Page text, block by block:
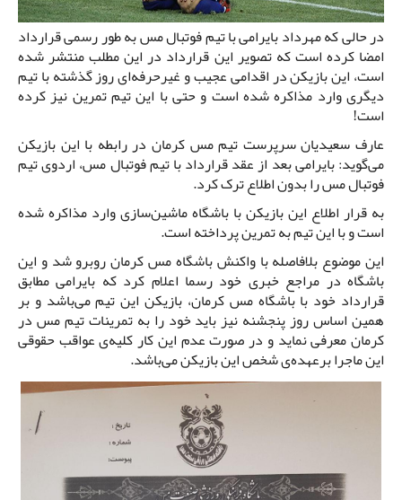
در حالی که مهرداد بایرامی با تیم فوتبال مس به طور رسمی قرارداد
امضا کرده است که تصویر این قرارداد در این مطلب منتشر شده
است، این بازیکن در اقدامی عجیب و غیرحرفه‌ای روز گذشته با تیم
دیگری وارد مذاکره شده است و حتی با این تیم تمرین نیز کرده
است!
عارف سعیدیان سرپرست تیم مس کرمان در رابطه با این بازیکن
می‌گوید: بایرامی بعد از عقد قرارداد با تیم فوتبال مس، اردوی تیم
فوتبال مس را بدون اطلاع ترک کرد.
به قرار اطلاع این بازیکن با باشگاه ماشین‌سازی وارد مذاکره شده
است و با این تیم به تمرین پرداخته است.
این موضوع بلافاصله با واکنش باشگاه مس کرمان روبرو شد و این
باشگاه در مراجع خبری خود رسما اعلام کرد که بایرامی مطابق
قرارداد خود با باشگاه مس کرمان، بازیکن این تیم می‌باشد و بر
همین اساس روز پنجشنه نیز باید خود را به تمرینات تیم مس در
کرمان معرفی نماید و در صورت عدم این کار کلیه‌ی عواقب حقوقی
این ماجرا برعهده‌ی شخص این بازیکن می‌باشد.